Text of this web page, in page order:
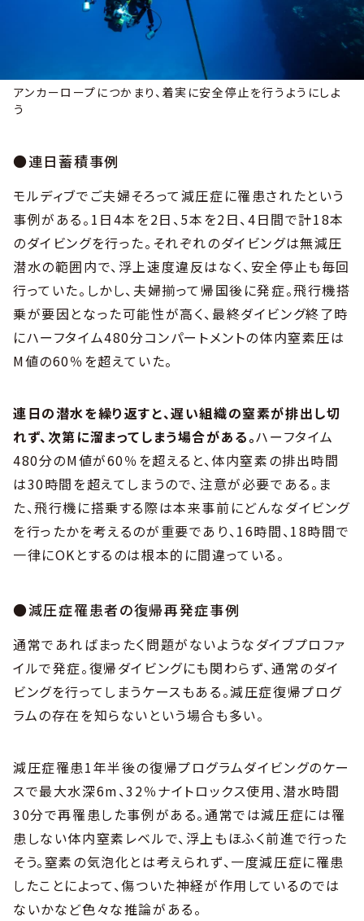
アンカーロープにつかまり、着実に安全停止を行うようにしよ
う
●連日蓄積事例
モルディブでご夫婦そろって減圧症に罹患されたという
事例がある。1日4本を2日、5本を2日、4日間で計18本
のダイビングを行った。それぞれのダイビングは無減圧
潜水の範囲内で、浮上速度違反はなく、安全停止も毎回
行っていた。しかし、夫婦揃って帰国後に発症。飛行機搭
乗が要因となった可能性が高く、最終ダイビング終了時
にハーフタイム480分コンパートメントの体内窒素圧は
M値の60％を超えていた。
連日の潜水を繰り返すと、遅い組織の窒素が排出し切
れず、次第に溜まってしまう場合がある。ハーフタイム
480分のM値が60％を超えると、体内窒素の排出時間
は30時間を超えてしまうので、注意が必要である。ま
た、飛行機に搭乗する際は本来事前にどんなダイビング
を行ったかを考えるのが重要であり、16時間、18時間で
一律にOKとするのは根本的に間違っている。
●減圧症罹患者の復帰再発症事例
通常であればまったく問題がないようなダイブプロファ
イルで発症。復帰ダイビングにも関わらず、通常のダイ
ビングを行ってしまうケースもある。減圧症復帰プログ
ラムの存在を知らないという場合も多い。
減圧症罹患1年半後の復帰プログラムダイビングのケー
スで最大水深6m、32％ナイトロックス使用、潜水時間
30分で再罹患した事例がある。通常では減圧症には罹
患しない体内窒素レベルで、浮上もほふく前進で行った
そう。窒素の気泡化とは考えられず、一度減圧症に罹患
したことによって、傷ついた神経が作用しているのでは
ないかなど色々な推論がある。